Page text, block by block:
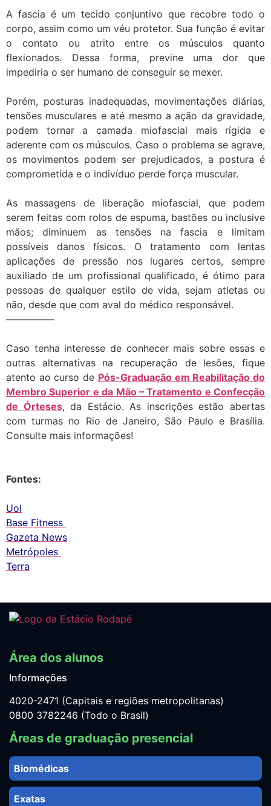
A fascia é um tecido conjuntivo que recobre todo o
corpo, assim como um véu protetor. Sua função é evitar
o contato ou atrito entre os músculos quanto
flexionados. Dessa forma, previne uma dor que
impediria o ser humano de conseguir se mexer.
Porém, posturas inadequadas, movimentações diárias,
tensões musculares e até mesmo a ação da gravidade,
podem tornar a camada miofascial mais rígida e
aderente com os músculos. Caso o problema se agrave,
os movimentos podem ser prejudicados, a postura é
comprometida e o indivíduo perde força muscular.
As massagens de liberação miofascial, que podem
serem feitas com rolos de espuma, bastões ou inclusive
mãos; diminuem as tensões na fascia e limitam
possíveis danos físicos. O tratamento com lentas
aplicações de pressão nos lugares certos, sempre
auxiliado de um profissional qualificado, é ótimo para
pessoas de qualquer estilo de vida, sejam atletas ou
não, desde que com aval do médico responsável.
—————
Caso tenha interesse de conhecer mais sobre essas e
outras alternativas na recuperação de lesões, fique
atento ao curso de Pós-Graduação em Reabilitação do
Membro Superior e da Mão – Tratamento e Confecção
de Órteses, da Estácio. As inscrições estão abertas
com turmas no Rio de Janeiro, São Paulo e Brasília.
Consulte mais informações!
Fontes:
Uol
Base Fitness
Gazeta News
Metrópoles
Terra
Área dos alunos
Informações
4020-2471 (Capitais e regiões metropolitanas)
0800 3782246 (Todo o Brasil)
Áreas de graduação presencial
Biomédicas
Exatas